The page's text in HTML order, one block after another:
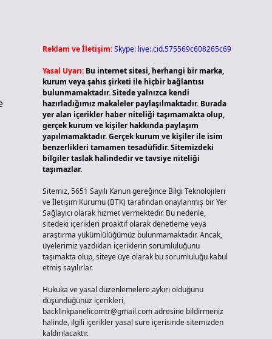
Reklam ve İletişim:Skype: live:.cid.575569c608265c69
Yasal Uyarı: Bu internet sitesi, herhangi bir marka,
kurum veya şahıs şirketi ile hiçbir bağlantısı
bulunmamaktadır. Sitede yalnızca kendi
hazırladığımız makaleler paylaşılmaktadır. Burada
yer alan içerikler haber niteliği taşımamakta olup,
gerçek kurum ve kişiler hakkında paylaşım
yapılmamaktadır. Gerçek kurum ve kişiler ile isim
benzerlikleri tamamen tesadüfidir. Sitemizdeki
bilgiler taslak halindedir ve tavsiye niteliği
taşımazlar.
Sitemiz, 5651 Sayılı Kanun gereğince Bilgi Teknolojileri
ve İletişim Kurumu (BTK) tarafından onaylanmış bir Yer
Sağlayıcı olarak hizmet vermektedir. Bu nedenle,
sitedeki içerikleri proaktif olarak denetleme veya
araştırma yükümlülüğümüz bulunmamaktadır. Ancak,
üyelerimiz yazdıkları içeriklerin sorumluluğunu
taşımakta olup, siteye üye olarak bu sorumluluğu kabul
etmiş sayılırlar.
Hukuka ve yasal düzenlemelere aykırı olduğunu
düşündüğünüz içerikleri,
backlinkpanelicomtr@gmail.comadresine bildirmeniz
halinde, ilgili içerikler yasal süre içerisinde sitemizden
kaldırılacaktır.